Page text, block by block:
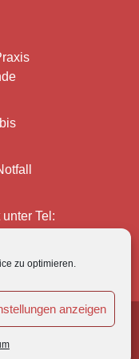
zu optimieren.
anzeigen
Tel: